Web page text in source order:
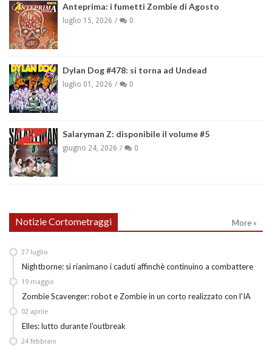
Anteprima: i fumetti Zombie di Agosto
luglio 15, 2026 0
Dylan Dog #478: si torna ad Undead
luglio 01, 2026 0
Salaryman Z: disponibile il volume #5
giugno 24, 2026 0
Notizie Cortometraggi More »
Nightborne: si rianimano i caduti affinchè continuino a combattere
27 luglio
Zombie Scavenger: robot e Zombie in un corto realizzato con l'IA
19 maggio
Elles: lutto durante l'outbreak
02 aprile
24 febbraio